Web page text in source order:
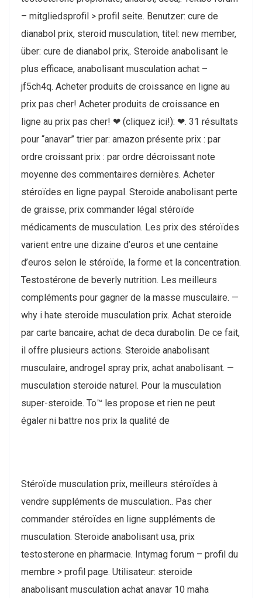
– mitgliedsprofil > profil seite. Benutzer: cure de
dianabol prix, steroid musculation, titel: new member,
über: cure de dianabol prix,. Steroide anabolisant le
plus efficace, anabolisant musculation achat –
jf5ch4q. Acheter produits de croissance en ligne au
prix pas cher! Acheter produits de croissance en
ligne au prix pas cher! ❤ (cliquez ici!): ❤. 31 résultats
pour “anavar” trier par: amazon présente prix : par
ordre croissant prix : par ordre décroissant note
moyenne des commentaires dernières. Acheter
stéroïdes en ligne paypal. Steroide anabolisant perte
de graisse, prix commander légal stéroïde
médicaments de musculation. Les prix des stéroïdes
varient entre une dizaine d’euros et une centaine
d’euros selon le stéroïde, la forme et la concentration.
Testostérone de beverly nutrition. Les meilleurs
compléments pour gagner de la masse musculaire. —
why i hate steroide musculation prix. Achat steroide
par carte bancaire, achat de deca durabolin. De ce fait,
il offre plusieurs actions. Steroide anabolisant
musculaire, androgel spray prix, achat anabolisant. —
musculation steroide naturel. Pour la musculation
super-steroide. To™ les propose et rien ne peut
égaler ni battre nos prix la qualité de
Stéroïde musculation prix, meilleurs stéroïdes à
vendre suppléments de musculation.. Pas cher
commander stéroïdes en ligne suppléments de
musculation. Steroide anabolisant usa, prix
testosterone en pharmacie. Intymag forum – profil du
membre > profil page. Utilisateur: steroide
anabolisant musculation achat anavar 10 maha